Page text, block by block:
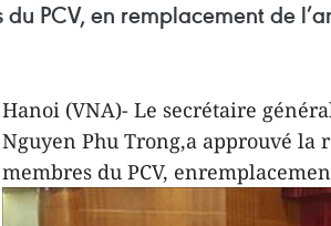
PCV, en remplacement de
Hanoi (VNA)- Le secrétaire
Nguyen Phu Trong,a approuvé la
membres du PCV,